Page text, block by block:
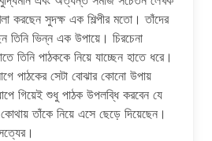
করছেন সুদক্ষ এক শিল্পীর মতো। তাঁদের
ভিন্ন এক উপায়ে। চিরচেনা
তিনি পাঠককে নিয়ে যাচ্ছেন হাতে ধরে।
পাঠকের সেটা বোঝার কোনো উপায়
গিয়েই শুধু পাঠক উপলব্ধি করবেন যে
তাঁকে নিয়ে এসে ছেড়ে দিয়েছেন।